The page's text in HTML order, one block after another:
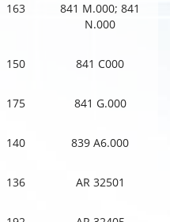
163
841 M.000; 841
N.000
150 841 C000
175 841 G.000
140 839 A6.000
136 AR 32501